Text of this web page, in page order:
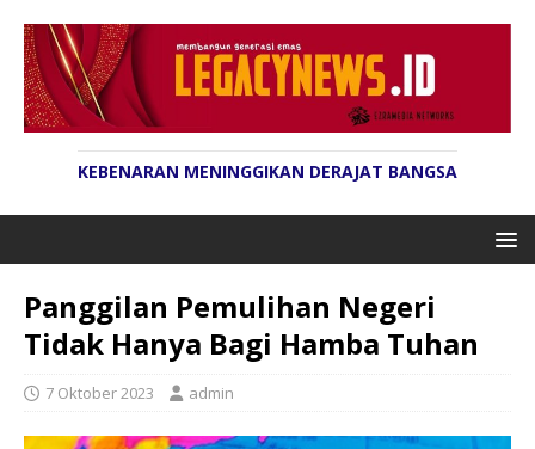
KEBENARAN MENINGGIKAN DERAJAT BANGSA
Panggilan Pemulihan Negeri
Tidak Hanya Bagi Hamba Tuhan
7 Oktober 2023 admin